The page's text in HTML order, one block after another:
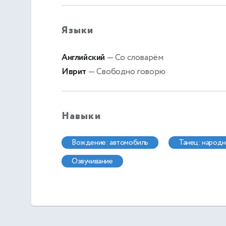
Языки
Английский — Со словарём
Иврит — Свободно говорю
Навыки
вождение: автомобиль танец:
озвучивание